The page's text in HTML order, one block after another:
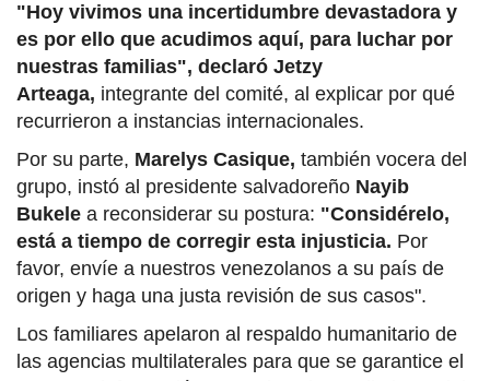
"Hoy vivimos una incertidumbre devastadora y
es por ello que acudimos aquí, para luchar por
nuestras familias", declaró Jetzy
Arteaga, integrante del comité, al explicar por qué
recurrieron a instancias internacionales.
Por su parte, Marelys Casique, también vocera del
grupo, instó al presidente salvadoreño Nayib
Bukele a reconsiderar su postura: "Considérelo,
está a tiempo de corregir esta injusticia. Por
favor, envíe a nuestros venezolanos a su país de
origen y haga una justa revisión de sus casos".
Los familiares apelaron al respaldo humanitario de
las agencias multilaterales para que se garantice el